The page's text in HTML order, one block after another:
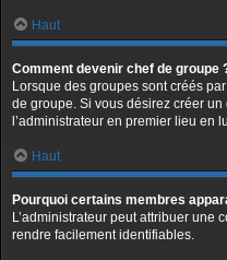
Haut
Comment devenir chef de groupe
Lorsque des groupes sont créés
de groupe. Si vous désirez créer
l’administrateur en premier lieu en
Haut
Pourquoi certains membres
L’administrateur peut attribuer une
rendre facilement identifiables.